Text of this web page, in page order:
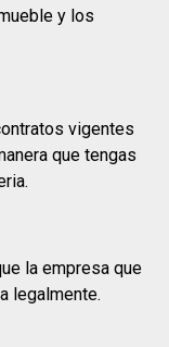
y los
vigentes
que tengas
la empresa que
legalmente.